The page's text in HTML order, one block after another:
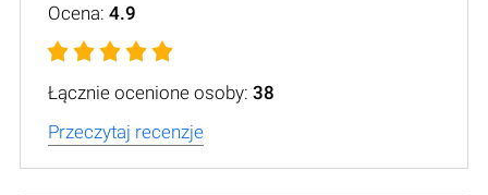
Ocena: 4.9
Łącznie ocenione osoby: 38
Przeczytaj recenzje